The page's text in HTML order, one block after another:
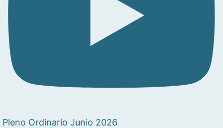
Pleno Ordinario Junio 2026